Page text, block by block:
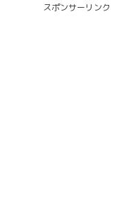
スポンサーリンク